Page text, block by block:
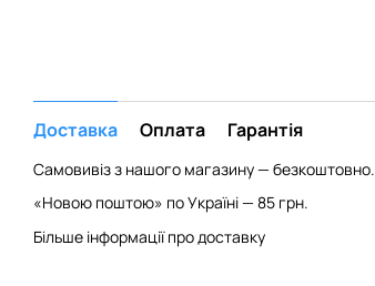
Доставка Оплата Гарантія
Самовивіз з нашого магазину — безкоштовно.
«Новою поштою» по Україні — 85 грн.
Більше інформації про доставку